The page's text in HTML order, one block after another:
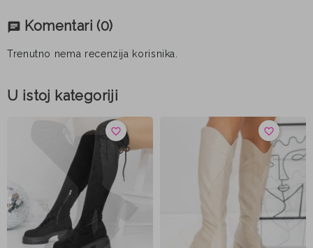
chat Komentari (0)
Trenutno nema recenzija korisnika.
U istoj kategoriji
favorite_border favorite_border